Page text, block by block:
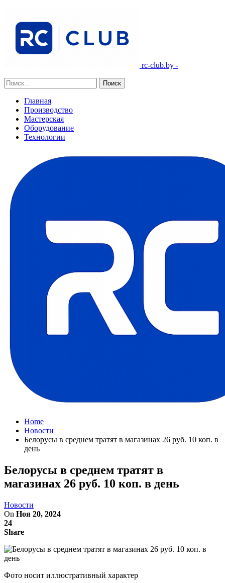
rc-club.by -
Главная
Производство
Мастерская
Оборудование
Технологии
Home
Новости
Белорусы в среднем тратят в магазинах 26 руб. 10 коп. в
день
Белорусы в среднем тратят в
магазинах 26 руб. 10 коп. в день
Новости
On Ноя 20, 2024
24
Share
Фото носит иллюстративный характер